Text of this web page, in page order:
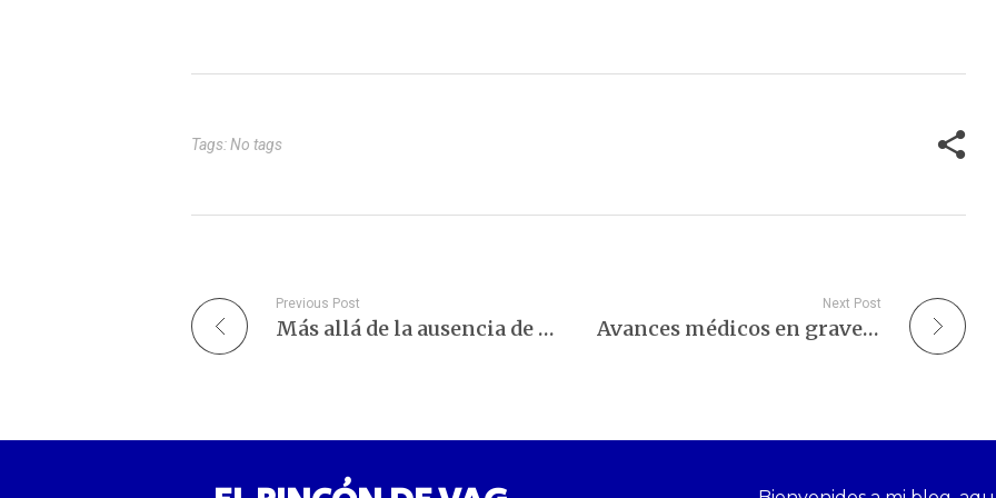
Tags: No tags
Previous Post
Más allá de la ausencia de enfermedad: Un paisaje en continua transformación.
Next Post
Avances médicos en gravedad cero.